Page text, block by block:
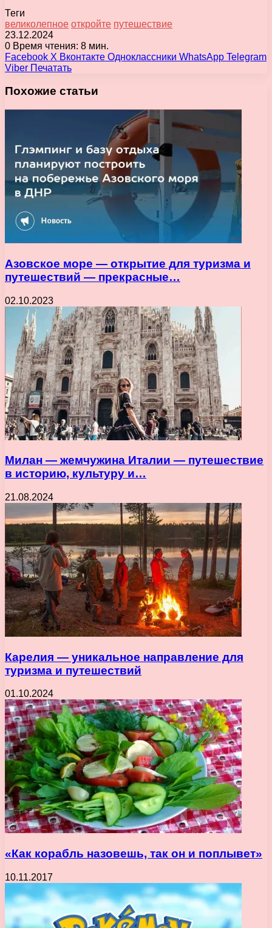
Теги
великолепное откройте путешествие
23.12.2024
0 Время чтения: 8 мин.
Facebook X Вконтакте Одноклассники WhatsApp Telegram
Viber Печатать
Похожие статьи
Азовское море — открытие для туризма и
путешествий — прекрасные…
02.10.2023
Милан — жемчужина Италии — путешествие
в историю, культуру и…
21.08.2024
Карелия — уникальное направление для
туризма и путешествий
01.10.2024
«Как корабль назовешь, так он и поплывет»
10.11.2017